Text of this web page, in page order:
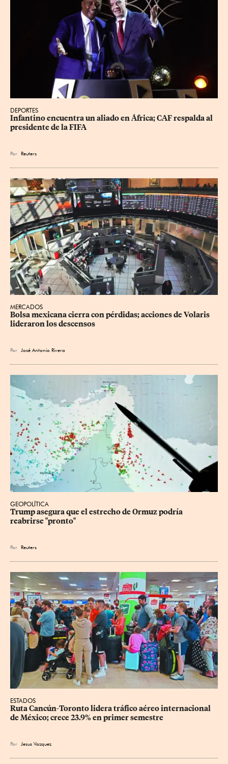
DEPORTES
Infantino encuentra un aliado en África; CAF respalda al
presidente de la FIFA
Por Reuters
MERCADOS
Bolsa mexicana cierra con pérdidas; acciones de Volaris
lideraron los descensos
Por José Antonio Rivera
GEOPOLÍTICA
Trump asegura que el estrecho de Ormuz podría
reabrirse "pronto"
Por Reuters
ESTADOS
Ruta Cancún-Toronto lidera tráfico aéreo internacional
de México; crece 23.9% en primer semestre
Por Jesus Vazquez